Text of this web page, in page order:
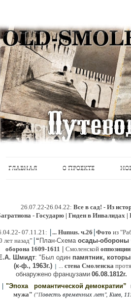
Cмоленск
ГЛАВНАЯ О ПРОЕКТЕ
26.07.22-26.04.22: Все в сад! - Из
- Государю | Гюден в Инвалидах
.04.22- 07.11.21: |... Humus. ч.26 |Фото из
лет назад” | “ План-Схема осады-обороны
оборона 1609-1611 Смоленской оппозиции
Шмидт: "Был один памятник,
(к-ф., 1963г.) | ... стена Смоленска
обнаружено французами 06.08.1812г.
| "Эпохаромантической демократии”
мужа" ("Повесть временных лет", Киев,